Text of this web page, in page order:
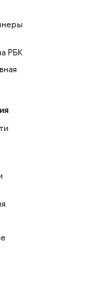
РБК